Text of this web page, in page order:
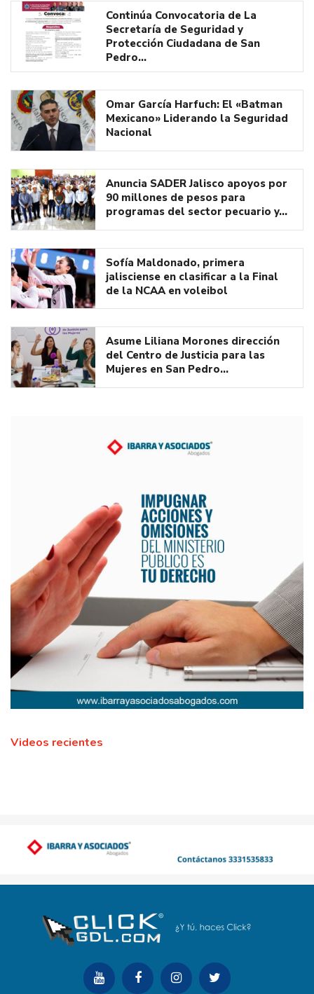
Continúa Convocatoria de La
Secretaría de Seguridad y
Protección Ciudadana de San
Pedro…
Omar García Harfuch: El «Batman
Mexicano» Liderando la Seguridad
Nacional
Anuncia SADER Jalisco apoyos por
90 millones de pesos para
programas del sector pecuario y…
Sofía Maldonado, primera
jalisciense en clasificar a la Final
de la NCAA en voleibol
Asume Liliana Morones dirección
del Centro de Justicia para las
Mujeres en San Pedro…
Videos recientes